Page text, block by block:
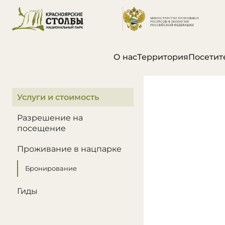
О насТерритория
В этом разделе
Услуги и стоимость
Разрешение на
посещение
Проживание в нацпарке
Бронирование
Гиды